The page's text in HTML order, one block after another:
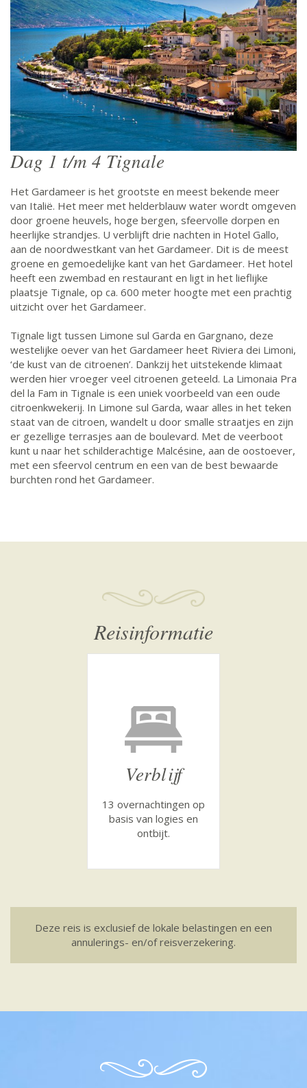
Dag 1 t/m 4 Tignale
Het Gardameer is het grootste en meest bekende meer
van Italië. Het meer met helderblauw water wordt omgeven
door groene heuvels, hoge bergen, sfeervolle dorpen en
heerlijke strandjes. U verblijft drie nachten in Hotel Gallo,
aan de noordwestkant van het Gardameer. Dit is de meest
groene en gemoedelijke kant van het Gardameer. Het hotel
heeft een zwembad en restaurant en ligt in het lieflijke
plaatsje Tignale, op ca. 600 meter hoogte met een prachtig
uitzicht over het Gardameer.
Tignale ligt tussen Limone sul Garda en Gargnano, deze
westelijke oever van het Gardameer heet Riviera dei Limoni,
‘de kust van de citroenen’. Dankzij het uitstekende klimaat
werden hier vroeger veel citroenen geteeld. La Limonaia Pra
del la Fam in Tignale is een uniek voorbeeld van een oude
citroenkwekerij. In Limone sul Garda, waar alles in het teken
staat van de citroen, wandelt u door smalle straatjes en zijn
er gezellige terrasjes aan de boulevard. Met de veerboot
kunt u naar het schilderachtige Malcésine, aan de oostoever,
met een sfeervol centrum en een van de best bewaarde
burchten rond het Gardameer.
Reisinformatie
Verblijf
13 overnachtingen op
basis van logies en
ontbijt.
Deze reis is exclusief de lokale belastingen en een
annulerings- en/of reisverzekering.